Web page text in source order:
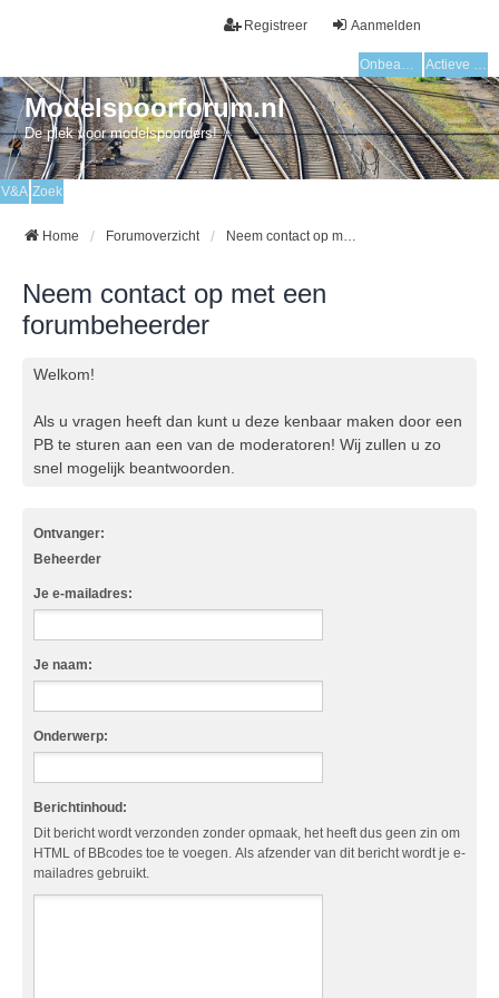
Aanmelden
Registreer
Onbeantwoorde onderwerpen Actieve onderwerpen
Modelspoorforum.nl
De plek voor modelspoorders!
V&A Zoek
Home Forumoverzicht Neem contact op met een forumbeheerder
Neem contact op met een
forumbeheerder
Welkom!
Als u vragen heeft dan kunt u deze kenbaar maken door een
PB te sturen aan een van de moderatoren! Wij zullen u zo
snel mogelijk beantwoorden.
Ontvanger:
Beheerder
Je e-mailadres:
Je naam:
Onderwerp:
Berichtinhoud:
Dit bericht wordt verzonden zonder opmaak, het heeft dus geen zin om
HTML of BBcodes toe te voegen. Als afzender van dit bericht wordt je e-
mailadres gebruikt.